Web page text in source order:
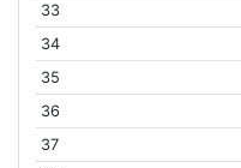
33
34
35
36
37